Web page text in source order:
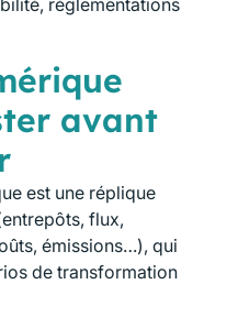
réglementations
avant
est une réplique
flux,
émissions…), qui
de transformation